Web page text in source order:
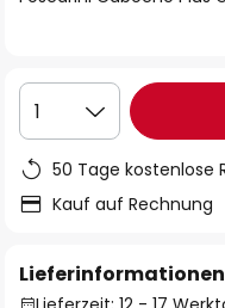
1
50 Tage kostenlose
Kauf auf Rechnung
Lieferinformationen